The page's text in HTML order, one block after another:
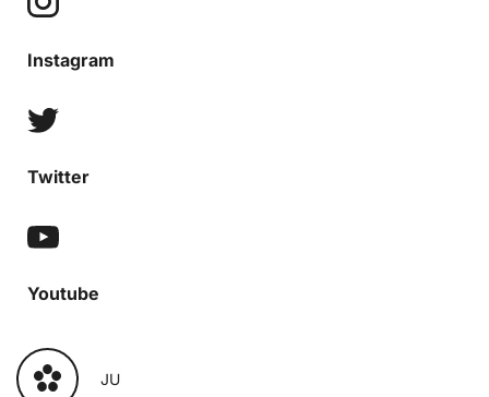
Instagram
Twitter
Youtube
JU